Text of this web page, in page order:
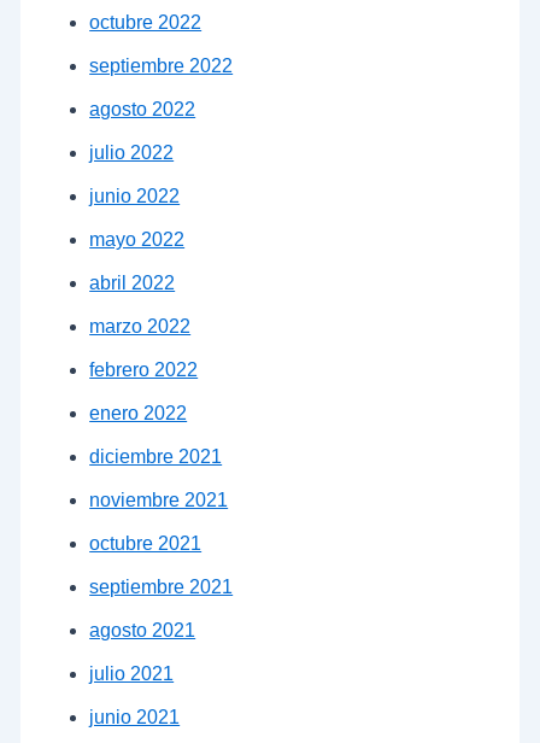
octubre 2022
septiembre 2022
agosto 2022
julio 2022
junio 2022
mayo 2022
abril 2022
marzo 2022
febrero 2022
enero 2022
diciembre 2021
noviembre 2021
octubre 2021
septiembre 2021
agosto 2021
julio 2021
junio 2021